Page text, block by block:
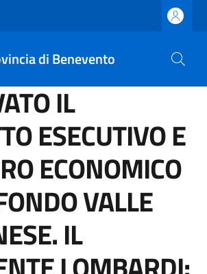
di Benevento
IL
ESECUTIVO E
ECONOMICO
VALLE
IL